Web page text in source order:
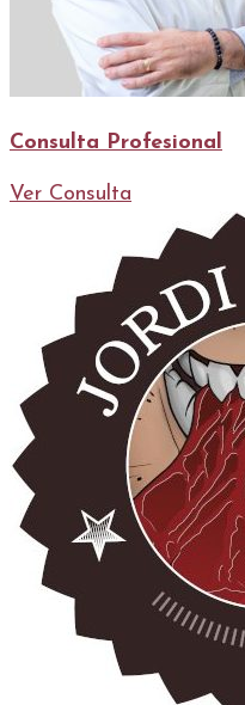
Consulta Profesional
Ver Consulta